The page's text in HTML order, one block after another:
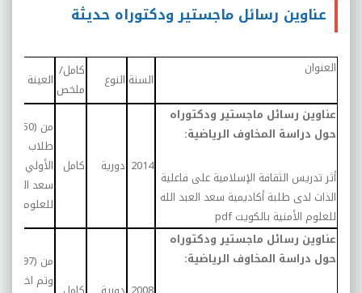
عناوين رسائل ماجستير ودكتوراه حديثة
العنوان
السنة النوع
كامل/
ملخص العينة
عناوين رسائل ماجستير ودكتوراه
حول دراسة المخاوف الرياضية:
أثر تدريس الثقافة الإسلامية على فاعلية
الذات لدى طلبة أكاديمية سعد العبد الله
للعلوم الأمنية بالكويتpdf
2014 دورية كامل
طلاب
الأولي
سعد العبد
للعلوم
عناوين رسائل ماجستير ودكتوراه
حول دراسة المخاوف الرياضية:
وتم